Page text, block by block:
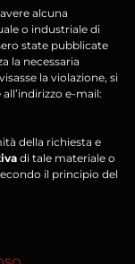
alcuna
o industriale di
state pubblicate
la necessaria
la violazione, si
e-mail:
della richiesta e
di tale materiale o
il principio del